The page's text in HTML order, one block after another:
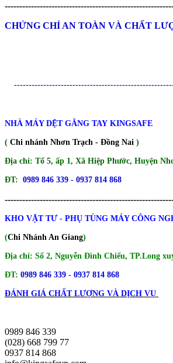
CHỨNG CHỈ AN TOÀN VÀ CHẤT
NHÀ MÁY DỆT GĂNG TAY KINGSAFE
( Chi nhánh Nhơn Trạch - Đồng Nai )
Địa chỉ: Tổ 5, ấp 1, Xã Hiệp Phước, Huyện
ĐT: 0989 846 339 - 0937 814 868
KHO VẬT TƯ - PHỤ TÙNG MÁY CÔNG
(Chi Nhánh An Giang)
Địa chỉ: Số 2, Nguyễn Đình Chiểu, TP.Long
ĐT: 0989 846 339 - 0937 814 868
ĐÁNH GIÁ CHẤT LƯỢNG VÀ DỊCH VỤ
0989 846 339
(028) 668 799 77
0937 814 868